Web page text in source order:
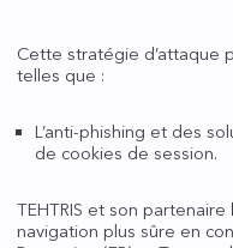
Cette stratégie d’attaque
telles que :
L’anti-phishing et des
de cookies de session.
TEHTRIS et son partenaire
navigation plus sûre en